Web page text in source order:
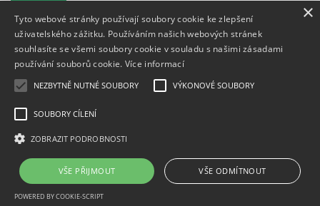
Textový obsah je zveřejněn pod licencíCreative Commons BY
uvedeny u těchto materiálů.
Powered by
×
Tyto webové stránky používají soubory cookie ke zlepšení
uživatelského zážitku. Používáním našich webových stránek
souhlasíte se všemi soubory cookie v souladu s našimi zásadami
používání souborů cookie. Více informací
NEZBYTNĚ NUTNÉ SOUBORY VÝKONOVÉ SOUBORY
SOUBORY CÍLENÍ
ZOBRAZIT PODROBNOSTI
VŠE PŘIJMOUT VŠE ODMÍTNOUT
POWERED BY COOKIE-SCRIPT